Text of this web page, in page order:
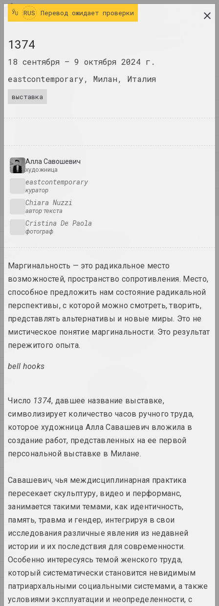
современного искусства
ЖУРНАЛ
ИНДЕКС
СОБЫТИЯ
ПРОИЗВЕДЕНИЯ
ДОКУМЕНТЫ
ИНФО
RUS
2022
2020
2019
2018
2017
2016
2014
2013
2012
2011
2010
2009
2008
2007
2004
2003
2001
2000
1999
2025
тени стены
Оксана Гуринович
Гриб и облако
2025. исследовательский проект, персональная выставка
Когда-то мы были деревьями,
теперь мы птицы
2025. конкурс
Нет реки без истоков
by the shimmering of the
moon she saw ...
2025. персональная выставка
Na pamiežžach
2025. групповой проект
SAMASIEJ Festiwal
Współczesnej Białoruskiej
Sztuki Wideo
RUS Перевод ожидает проверки
1374
18 сентября – 9 октября 2024 г.
eastcontemporary, Милан, Италия
выставка
Алла Савошевич
художница
eastcontemporary
куратор
Chiara Nuzzi
автор текста
Cristina De Paola
фотограф
Маргинальность — это радикальное место
возможностей, пространство сопротивления. Место,
способное предложить нам состояние радикальной
перспективы, с которой можно смотреть, творить,
представлять альтернативы и новые миры. Это не
мистическое понятие маргинальности. Это результат
пережитого опыта.
bell hooks
Число 1374, давшее название выставке,
символизирует количество часов ручного труда,
которое художница Алла Савашевич вложила в
создание работ, представленных на ее первой
персональной выставке в Милане.
Савашевич, чья междисциплинарная практика
пересекает скульптуру, видео и перформанс,
занимается такими темами, как идентичность,
память, травма и гендер, интегрируя в свои
исследования различные явления из недавней
истории и их последствия для современности.
Особенно интересуясь темой женского труда,
который систематически становится невидимым
патриархальными социальными системами, а также
условиями эксплуатации и неопределенности, с